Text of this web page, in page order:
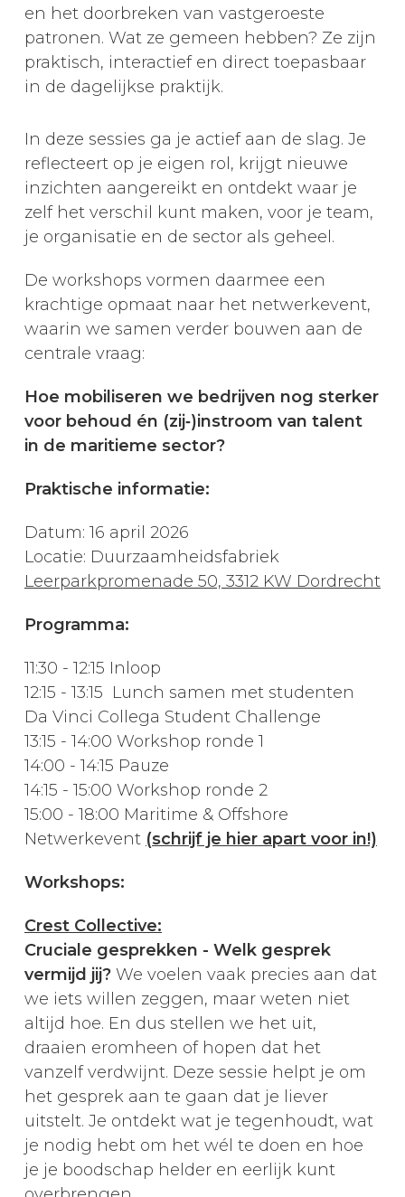
en het doorbreken van vastgeroeste
patronen. Wat ze gemeen hebben? Ze zijn
praktisch, interactief en direct toepasbaar
in de dagelijkse praktijk.
In deze sessies ga je actief aan de slag. Je
reflecteert op je eigen rol, krijgt nieuwe
inzichten aangereikt en ontdekt waar je
zelf het verschil kunt maken, voor je team,
je organisatie en de sector als geheel.
De workshops vormen daarmee een
krachtige opmaat naar het netwerkevent,
waarin we samen verder bouwen aan de
centrale vraag:
Hoe mobiliseren we bedrijven nog sterker
voor behoud én (zij‑)instroom van talent
in de maritieme sector?
Praktische informatie:
Datum: 16 april 2026
Locatie: Duurzaamheidsfabriek
Leerparkpromenade 50, 3312 KW Dordrecht
Programma:
11:30 - 12:15 Inloop
12:15 - 13:15 Lunch samen met studenten
Da Vinci Collega Student Challenge
13:15 - 14:00 Workshop ronde 1
14:00 - 14:15 Pauze
14:15 - 15:00 Workshop ronde 2
15:00 - 18:00 Maritime & Offshore
Netwerkevent (schrijf je hier apart voor in!)
Workshops:
Crest Collective:
Cruciale gesprekken - Welk gesprek
vermijd jij? We voelen vaak precies aan dat
we iets willen zeggen, maar weten niet
altijd hoe. En dus stellen we het uit,
draaien eromheen of hopen dat het
vanzelf verdwijnt. Deze sessie helpt je om
het gesprek aan te gaan dat je liever
uitstelt. Je ontdekt wat je tegenhoudt, wat
je nodig hebt om het wél te doen en hoe
je je boodschap helder en eerlijk kunt